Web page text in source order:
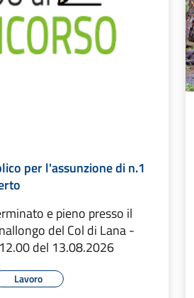
per l'assunzione di n.1
e pieno presso il
del Col di Lana -
del 13.08.2026
Lavoro